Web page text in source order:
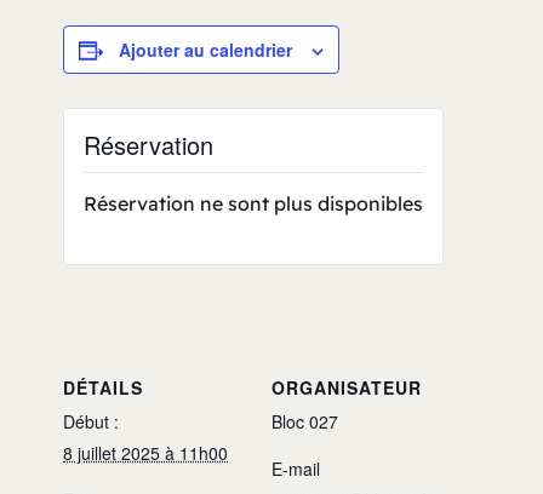
Ajouter au calendrier
DÉTAILS
Début :
8 juillet 2025 à 11h00
ORGANISATEUR
Bloc 027
E-mail
Réservation
Réservation ne sont plus disponibles